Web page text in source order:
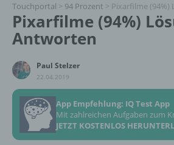
Touchportal > 94 Prozent > Pixarfilme
Pixarfilme (94%)
Antworten
Paul Stelzer
22.04.2019
App Empfehlung: IQ Test App
Mit zahlreichen Aufgaben zum
JETZT KOSTENLOS